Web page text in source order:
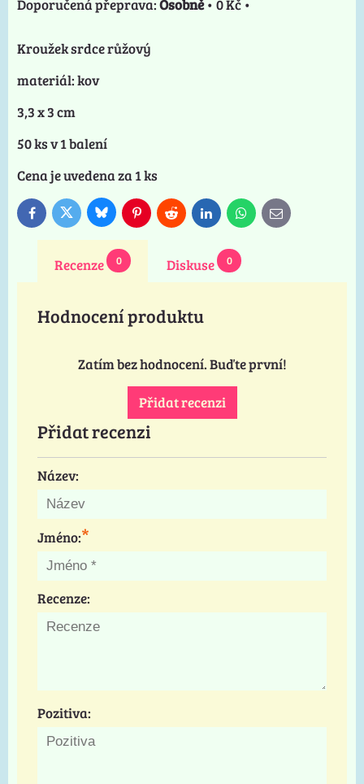
Osobně• 0 Kč •
Kroužek srdce růžový
materiál: kov
3,3 x 3 cm
50 ks v 1 balení
Cena je uvedena za 1 ks
FacebookTwitterBlueskyPinterestReddit LinkedInWhatsApp
E-
mail
Recenze 0 Diskuse 0
Hodnocení produktu
Zatím bez hodnocení. Buďte první!
Přidat recenzi
Přidat recenzi
Název:
Jméno:*
Recenze:
Pozitiva: